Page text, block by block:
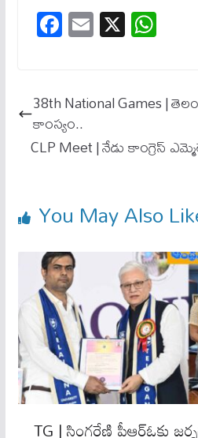
Fa
ce
ok
E
m
X W
ha
A
pp
38th National Games |
కాంస్యం..
CLP Meet | నేడు కాంగ్రెస్
You May Also
TG | సింగరేణి పీఆర్ఓకు